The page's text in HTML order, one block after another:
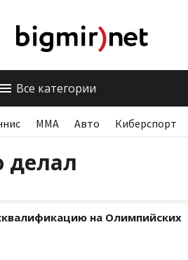
Все категории
ММА Авто Киберспорт
делал
на Олимпийских